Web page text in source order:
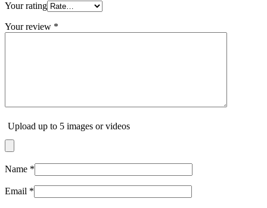
Your rating
Your review *
Upload up to 5 images or videos
Name *
Email *